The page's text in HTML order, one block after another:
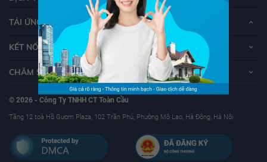
TẢI ỨNG DỤNG YOUHOMES
KẾT NỐI VỚI YOUHOMES
CHĂM SÓC KHÁCH HÀNG
© 2026 - Công Ty TNHH CT Toàn Cầu
Tầng 12 toà Hồ Gươm Plaza, 102 Trần Phú, Phường Mộ Lao, Hà Đông, Hà Nội